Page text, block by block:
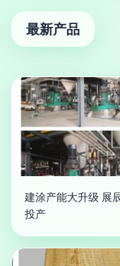
最新产品
建涂产能大升级 展
投产